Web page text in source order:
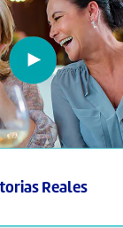
Reales